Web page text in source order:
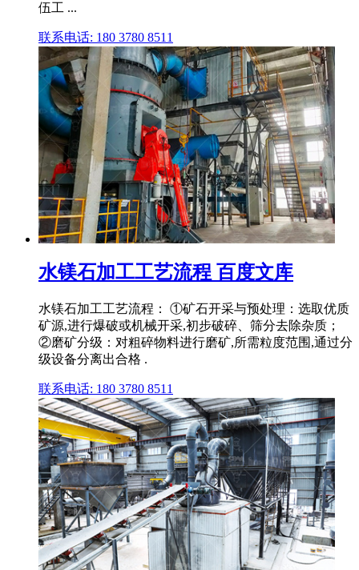
伍工 ...
联系电话: 180 3780 8511
水镁石加工工艺流程 百度文库
水镁石加工工艺流程： ①矿石开采与预处理：选取优质
矿源,进行爆破或机械开采,初步破碎、筛分去除杂质；
②磨矿分级：对粗碎物料进行磨矿,所需粒度范围,通过分
级设备分离出合格 .
联系电话: 180 3780 8511